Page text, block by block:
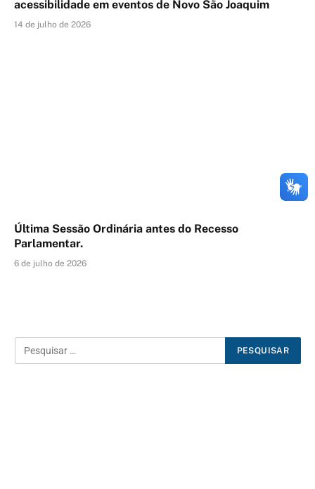
acessibilidade em eventos de Novo São Joaquim
14 de julho de 2026
Última Sessão Ordinária antes do Recesso
Parlamentar.
6 de julho de 2026